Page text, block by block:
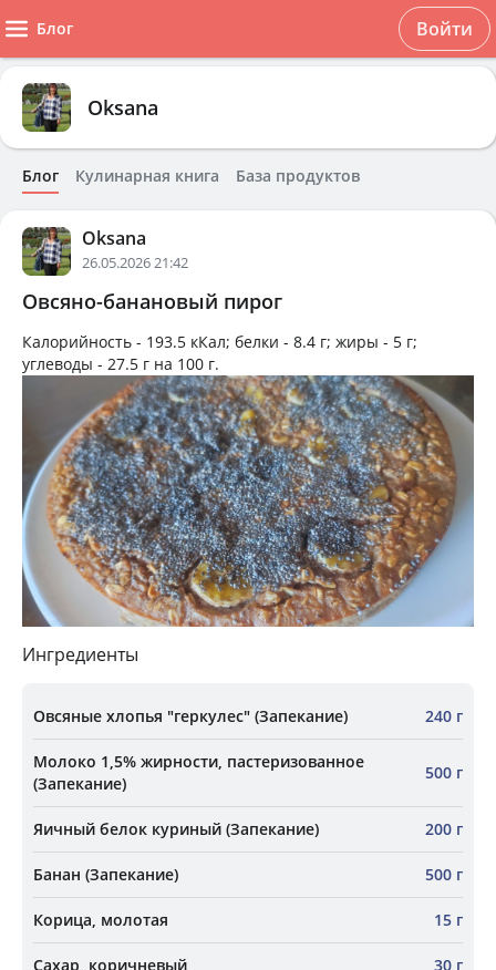
Блог Войти
Oksana
Блог Кулинарная книга База продуктов
Oksana
26.05.2026 21:42
Овсяно-банановый пирог
Калорийность - 193.5 кКал; белки - 8.4 г; жиры - 5 г;
углеводы - 27.5 г на 100 г.
Ингредиенты
Овсяные хлопья "геркулес" (Запекание) 240 г
Молоко 1,5% жирности, пастеризованное
(Запекание)
500 г
Яичный белок куриный (Запекание) 200 г
Банан (Запекание) 500 г
Корица, молотая 15 г
Сахар, коричневый 30 г